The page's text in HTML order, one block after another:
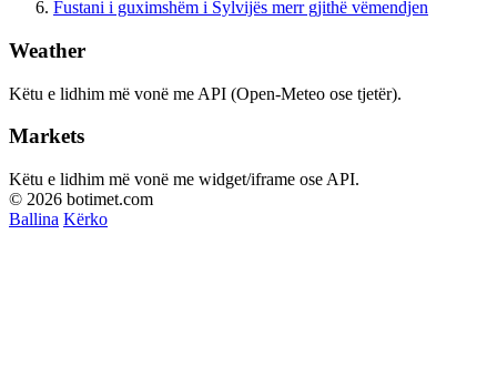
Fustani i guximshëm i Sylvijës merr gjithë vëmendjen
Weather
Këtu e lidhim më vonë me API (Open-Meteo ose tjetër).
Markets
Këtu e lidhim më vonë me widget/iframe ose API.
© 2026 botimet.com
Ballina Kërko